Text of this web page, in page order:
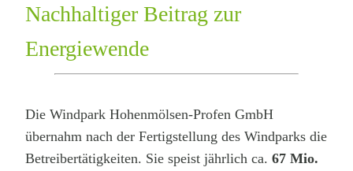
Nachhaltiger Beitrag zur
Energiewende
Die Windpark Hohenmölsen-Profen GmbH
übernahm nach der Fertigstellung des Windparks die
Betreibertätigkeiten. Sie speist jährlich ca. 67 Mio.